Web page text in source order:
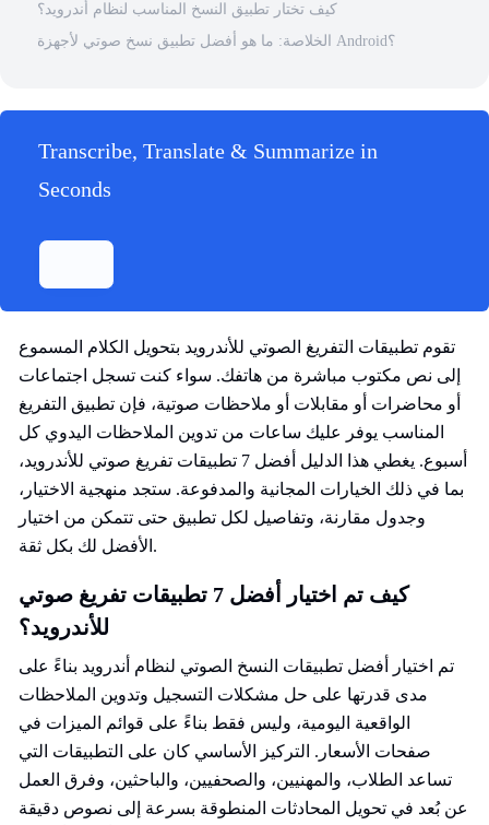
كيف تختار تطبيق النسخ المناسب لنظام أندرويد؟
الخلاصة: ما هو أفضل تطبيق نسخ صوتي لأجهزة Android؟
Transcribe, Translate & Summarize in
Seconds
تقوم تطبيقات التفريغ الصوتي للأندرويد بتحويل الكلام المسموع
إلى نص مكتوب مباشرة من هاتفك. سواء كنت تسجل اجتماعات
أو محاضرات أو مقابلات أو ملاحظات صوتية، فإن تطبيق التفريغ
المناسب يوفر عليك ساعات من تدوين الملاحظات اليدوي كل
أسبوع. يغطي هذا الدليل أفضل 7 تطبيقات تفريغ صوتي للأندرويد،
بما في ذلك الخيارات المجانية والمدفوعة. ستجد منهجية الاختيار،
وجدول مقارنة، وتفاصيل لكل تطبيق حتى تتمكن من اختيار
الأفضل لك بكل ثقة.
كيف تم اختيار أفضل 7 تطبيقات تفريغ صوتي
للأندرويد؟
تم اختيار أفضل تطبيقات النسخ الصوتي لنظام أندرويد بناءً على
مدى قدرتها على حل مشكلات التسجيل وتدوين الملاحظات
الواقعية اليومية، وليس فقط بناءً على قوائم الميزات في
صفحات الأسعار. التركيز الأساسي كان على التطبيقات التي
تساعد الطلاب، والمهنيين، والصحفيين، والباحثين، وفرق العمل
عن بُعد في تحويل المحادثات المنطوقة بسرعة إلى نصوص دقيقة